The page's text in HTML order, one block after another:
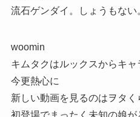
流石ゲンダイ。しょうもない
woomin
キムタクはルックスからキ
今更熱心に
新しい動画を見るのはヲタく
初登場でまったく未知の娘